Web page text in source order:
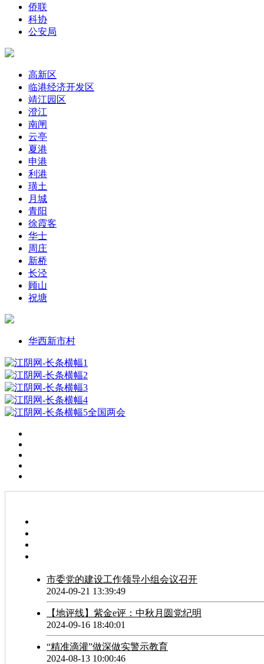
侨联
科协
公安局
高新区
临港经济开发区
靖江园区
澄江
南闸
云亭
夏港
申港
利港
璜土
月城
青阳
徐霞客
华士
周庄
新桥
长泾
顾山
祝塘
华西新市村
市委党的建设工作领导小组会议召开
2024-09-21 13:39:49
【地评线】紫金e评：中秋月圆党纪明
2024-09-16 18:40:01
“精准滴灌”做深做实警示教育
2024-08-13 10:00:46